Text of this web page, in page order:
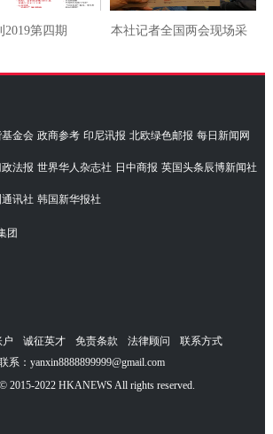
2019第四期 本社记者全国两会现场采
访湖南代表团
金会 政商参考 印尼讯报 北欧绿色邮报 每日新闻网
法报 世界华人杂志社 日中商报 英国头条辰博新闻社
讯社 韩国新华报社
团
户 诚征英才 免责条款 法律顾问
联系方式
系：yanxin8888899999@gmail.com
2015-2022 HKANEWS All rights reserved.